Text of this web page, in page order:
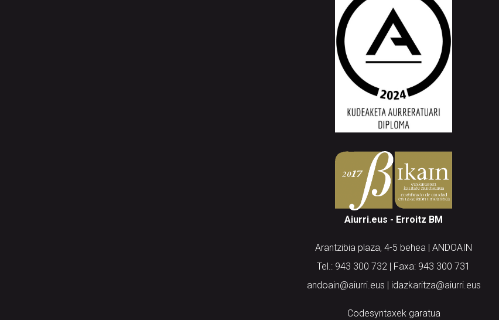
Aiurri.eus - Erroitz BM
Arantzibia plaza, 4-5 behea | ANDOAIN
Tel.: 943 300 732 | Faxa: 943 300 731
andoain@aiurri.eus | idazkaritza@aiurri.eus
Codesyntaxek garatua